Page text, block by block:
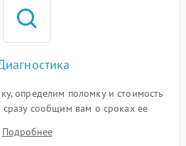
определим поломку и стоимость
сразу сообщим вам о сроках ее
Подробнее